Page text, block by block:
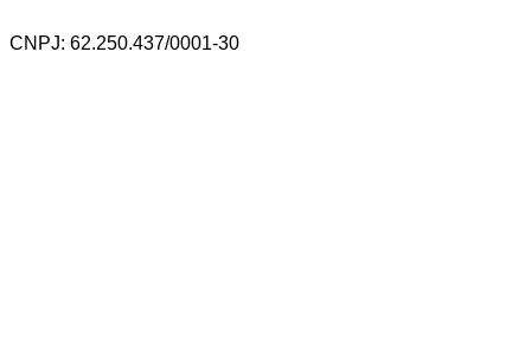
CNPJ: 62.250.437/0001-30